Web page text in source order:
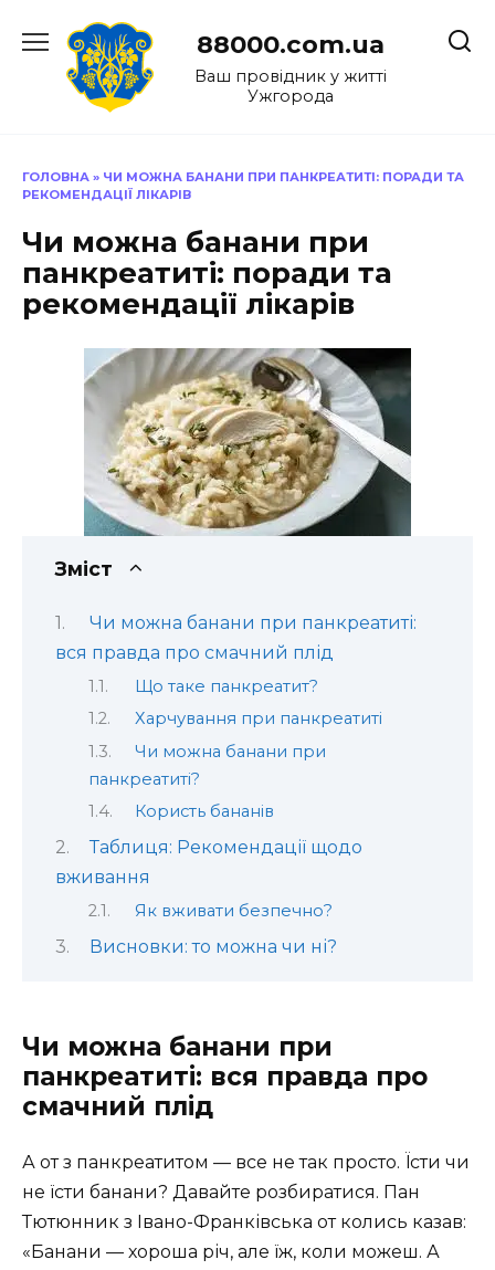
до
88000.com.ua
Ваш провідник у житті
Ужгорода
ГОЛОВНА » ЧИ МОЖНА БАНАНИ ПРИ ПАНКРЕАТИТІ: ПОРАДИ ТА
РЕКОМЕНДАЦІЇ ЛІКАРІВ
Чи можна банани при
панкреатиті: поради та
рекомендації лікарів
Зміст
Чи можна банани при панкреатиті:
вся правда про смачний плід
Що таке панкреатит?
Харчування при панкреатиті
Чи можна банани при
панкреатиті?
Користь бананів
Таблиця: Рекомендації щодо
вживання
Як вживати безпечно?
Висновки: то можна чи ні?
Чи можна банани при
панкреатиті: вся правда про
смачний плід
А от з панкреатитом — все не так просто. Їсти чи
не їсти банани? Давайте розбиратися. Пан
Тютюнник з Івано-Франківська от колись казав:
«Банани — хороша річ, але їж, коли можеш. А